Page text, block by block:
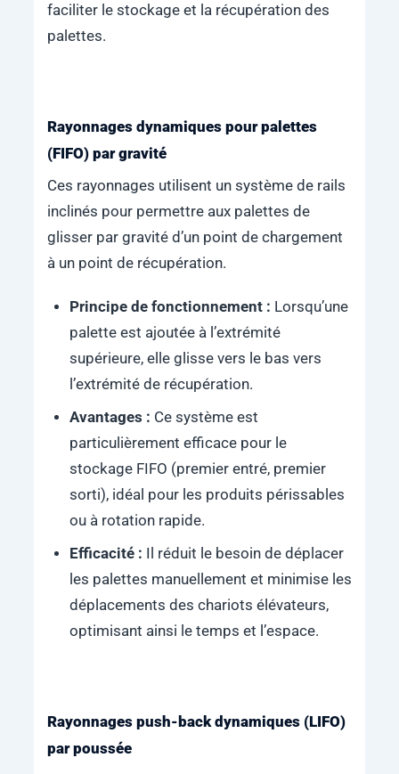
faciliter le stockage et la récupération des
palettes.
Rayonnages dynamiques pour palettes
(FIFO) par gravité
Ces rayonnages utilisent un système de rails
inclinés pour permettre aux palettes de
glisser par gravité d’un point de chargement
à un point de récupération.
Principe de fonctionnement : Lorsqu’une
palette est ajoutée à l’extrémité
supérieure, elle glisse vers le bas vers
l’extrémité de récupération.
Avantages : Ce système est
particulièrement efficace pour le
stockage FIFO (premier entré, premier
sorti), idéal pour les produits périssables
ou à rotation rapide.
Efficacité : Il réduit le besoin de déplacer
les palettes manuellement et minimise les
déplacements des chariots élévateurs,
optimisant ainsi le temps et l’espace.
Rayonnages push-back dynamiques (LIFO)
par poussée